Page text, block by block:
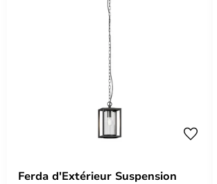
Ferda d'Extérieur Suspension